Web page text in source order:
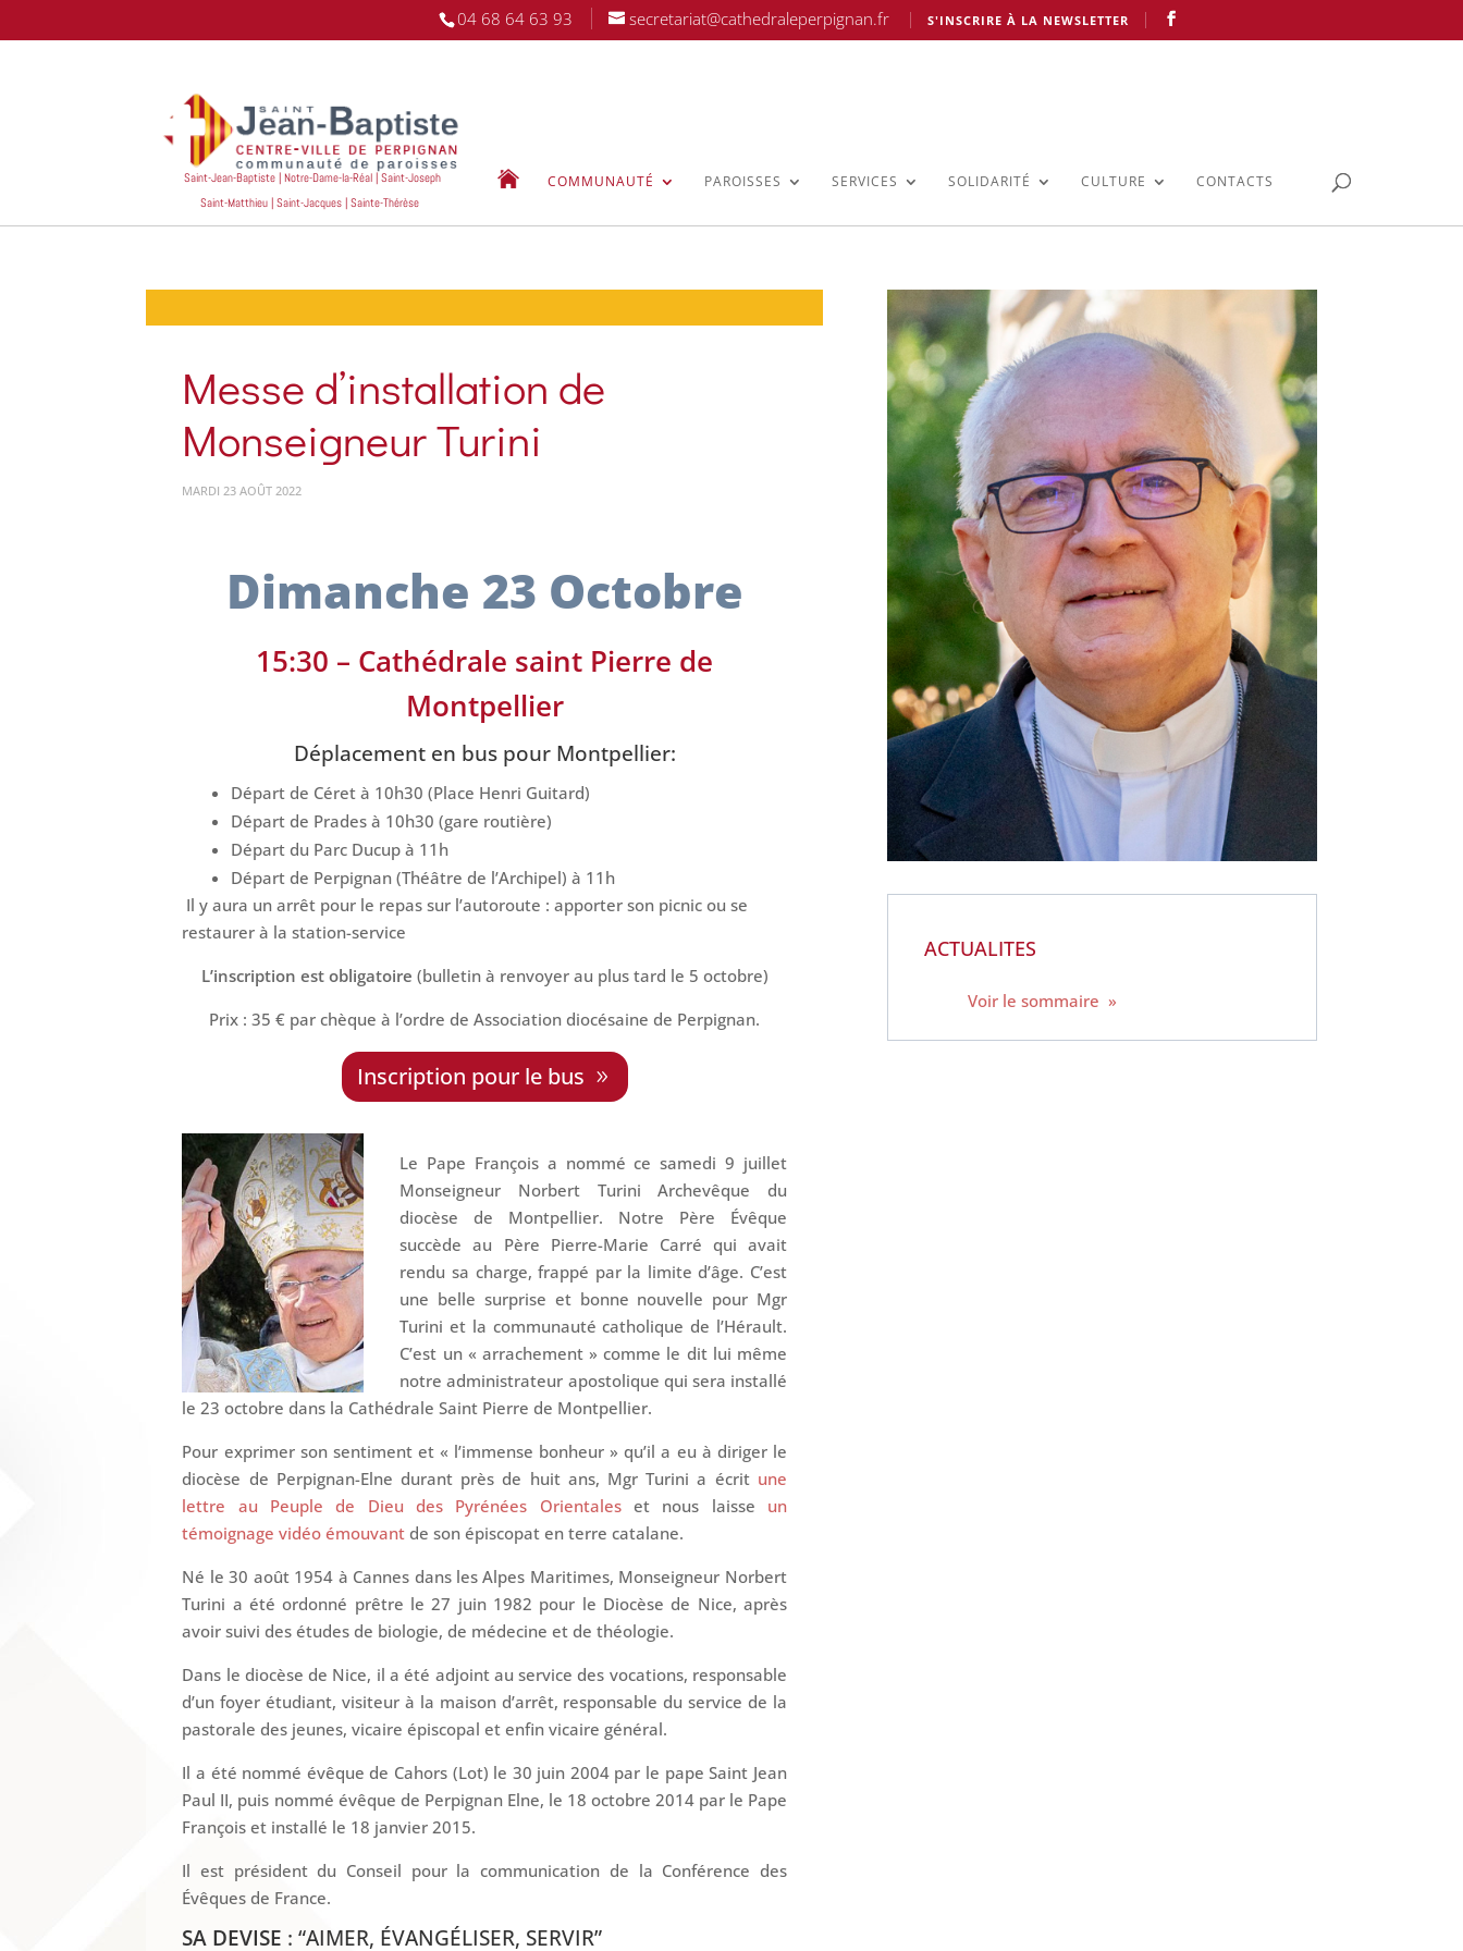
04 68 64 63 93 secretariat@cathedraleperpignan.fr S'INSCRIRE À LA NEWSLETTER
Saint-Jean-Baptiste | Notre-Dame-la-Réal | Saint-Joseph
Saint-Matthieu | Saint-Jacques | Sainte-Thérèse
COMMUNAUTÉ PAROISSES SERVICES SOLIDARITÉ CULTURE CONTACTS
Messe d’installation de
Monseigneur Turini
MARDI 23 AOÛT 2022
Dimanche 23 Octobre
15:30 – Cathédrale saint Pierre de
Montpellier
Déplacement en bus pour Montpellier:
Départ de Céret à 10h30 (Place Henri Guitard)
Départ de Prades à 10h30 (gare routière)
Départ du Parc Ducup à 11h
Départ de Perpignan (Théâtre de l’Archipel) à 11h
Il y aura un arrêt pour le repas sur l’autoroute : apporter son picnic ou se
restaurer à la station-service
L’inscription est obligatoire (bulletin à renvoyer au plus tard le 5 octobre)
Prix : 35 € par chèque à l’ordre de Association diocésaine de Perpignan.
Inscription pour le bus
Le Pape François a nommé ce samedi 9 juillet
Monseigneur Norbert Turini Archevêque du
diocèse de Montpellier. Notre Père Évêque
succède au Père Pierre-Marie Carré qui avait
rendu sa charge, frappé par la limite d’âge. C’est
une belle surprise et bonne nouvelle pour Mgr
Turini et la communauté catholique de l’Hérault.
C’est un « arrachement » comme le dit lui même
notre administrateur apostolique qui sera installé
le 23 octobre dans la Cathédrale Saint Pierre de Montpellier.
Pour exprimer son sentiment et « l’immense bonheur » qu’il a eu à diriger le
diocèse de Perpignan-Elne durant près de huit ans, Mgr Turini a écrit une
lettre au Peuple de Dieu des Pyrénées Orientaleset nous laisse un
témoignage vidéo émouvant de son épiscopat en terre catalane.
Né le 30 août 1954 à Cannes dans les Alpes Maritimes, Monseigneur Norbert
Turini a été ordonné prêtre le 27 juin 1982 pour le Diocèse de Nice, après
avoir suivi des études de biologie, de médecine et de théologie.
Dans le diocèse de Nice, il a été adjoint au service des vocations, responsable
d’un foyer étudiant, visiteur à la maison d’arrêt, responsable du service de la
pastorale des jeunes, vicaire épiscopal et enfin vicaire général.
Il a été nommé évêque de Cahors (Lot) le 30 juin 2004 par le pape Saint Jean
Paul II, puis nommé évêque de Perpignan Elne, le 18 octobre 2014 par le Pape
François et installé le 18 janvier 2015.
Il est président du Conseil pour la communication de la Conférence des
Évêques de France.
SA DEVISE : “AIMER, ÉVANGÉLISER, SERVIR”
ACTUALITES
Voir le sommaire »